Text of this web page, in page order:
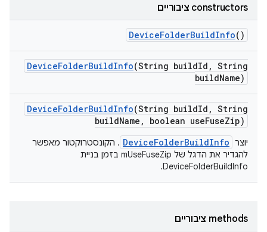
‫constructors ציבוריים
DeviceFolderBuildInfo()
DeviceFolderBuildInfo(String buildId , String
buildName)
DeviceFolderBuildInfo(String buildId , String
buildName , boolean useFuseZip)
יוצר DeviceFolderBuildInfo . הקונסטרוקטור מאפשר
להגדיר את הדגל של mUseFuseZip בזמן בניית
DeviceFolderBuildInfo.
‫methods ציבוריים